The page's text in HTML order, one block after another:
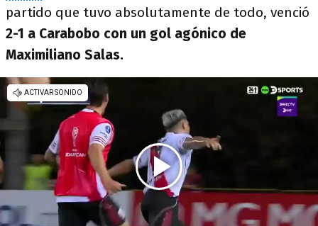
partido que tuvo absolutamente de todo, venció
2-1 a Carabobo con un gol agónico de
Maximiliano Salas.